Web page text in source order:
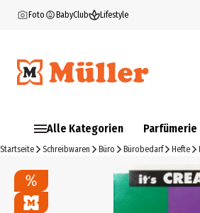
Foto BabyClub Lifestyle
Alle Kategorien Parfümerie
Startseite Schreibwaren Büro Bürobedarf Hefte